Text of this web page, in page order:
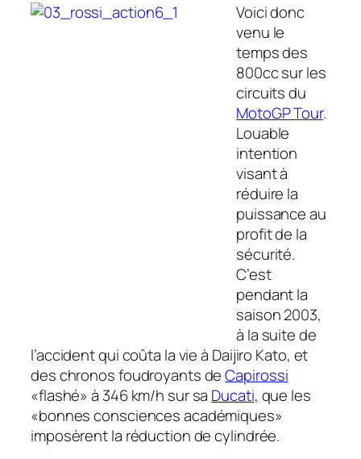
Voici donc
venu le
temps des
800cc sur les
circuits du
MotoGP Tour.
Louable
intention
visant à
réduire la
puissance au
profit de la
sécurité.
C’est
pendant la
saison 2003,
à la suite de
l’accident qui coûta la vie à Daijiro Kato, et
des chronos foudroyants deCapirossi
«flashé» à 346 km/h sur sa Ducati, que les
«bonnes consciences académiques»
imposèrent la réduction de cylindrée.